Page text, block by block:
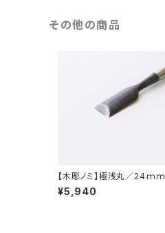
その他の商品
【木彫ノミ】極浅丸／24ｍｍ
¥5,940